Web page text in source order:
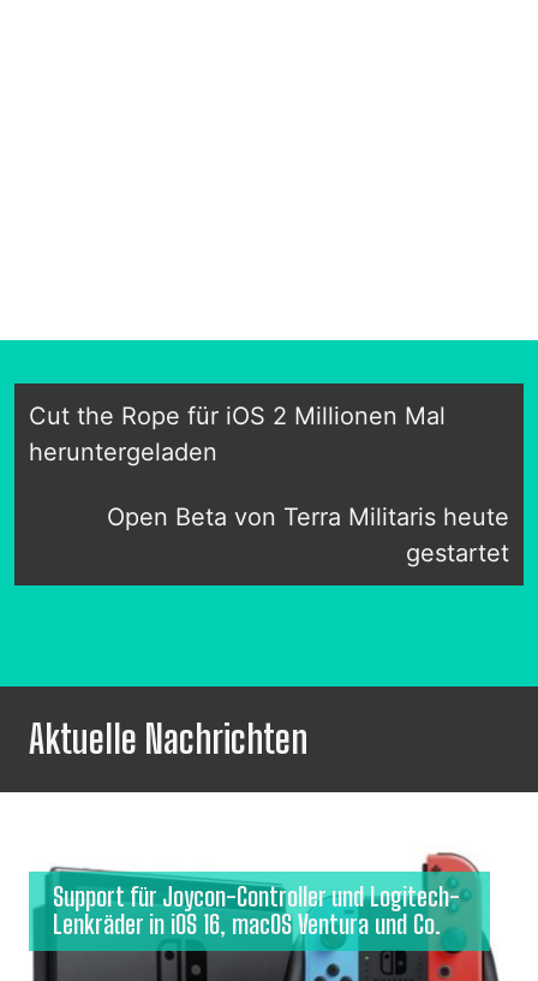
Cut the Rope für iOS 2 Millionen Mal
heruntergeladen
Open Beta von Terra Militaris heute
gestartet
Aktuelle Nachrichten
Support für Joycon-Controller und Logitech-
Lenkräder in iOS 16, macOS Ventura und Co.